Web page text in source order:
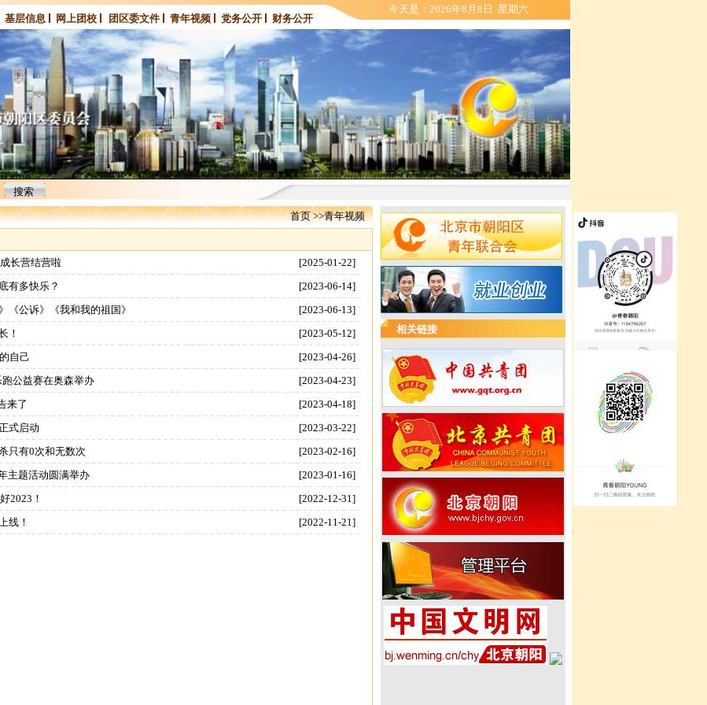
基层信息 网上团校 团区委文件 青年视频 党务公开 财务公开
今天是： 2026年8月8日 星期六
首页>>青年视频
长营结营啦
[2025-01-22]
有多快乐？
[2023-06-14]
《公诉》《我和我的祖国》
[2023-06-13]
！
[2023-05-12]
自己
[2023-04-26]
公益赛在奥森举办
[2023-04-23]
来了
[2023-04-18]
式启动
[2023-03-22]
只有0次和无数次
[2023-02-16]
主题活动圆满举办
[2023-01-16]
2023！
[2022-12-31]
线！
[2022-11-21]
相关链接